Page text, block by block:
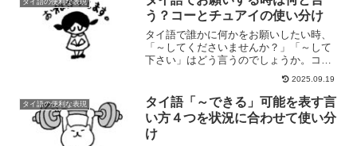
タイ語の便利な表現
う？コーとチュアイの使い分け
タイ語で誰かに何かをお願いしたい時、
「～してくださいませんか？」「～して
下さい」はどう言うのでしょうか。コ
ー、チュワイ、カルナー、それぞれの言
い方と使い分けを。例文をあげて説明し
ます。
2025.09.19
タイ語の便利な表現
タイ語「～できる」可能を表す言
い方４つを状況に合わせて使い分
け